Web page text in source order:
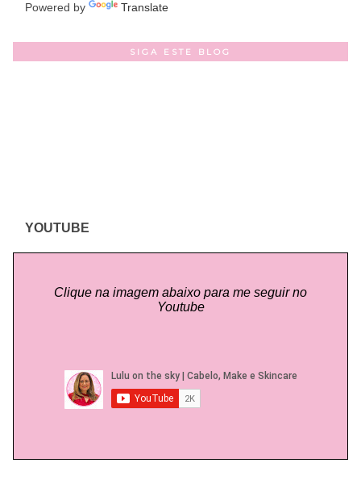
Powered by Translate
SIGA ESTE BLOG
YOUTUBE
Clique na imagem abaixo para me seguir no
Youtube